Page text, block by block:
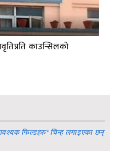
काउन्सिलको
फिल्डहरु*चिन्ह लगाइएका छन्